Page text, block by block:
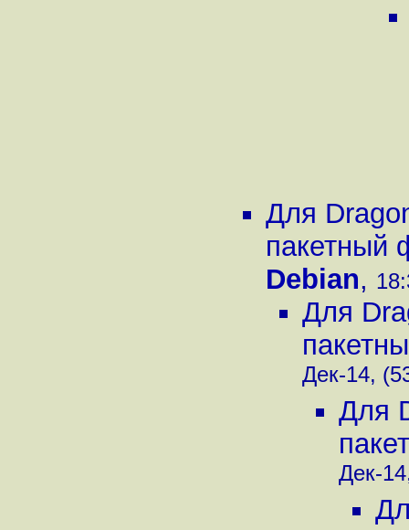
Для
пакетный
Debian,
Для
Дек-14,
Для
Дек-